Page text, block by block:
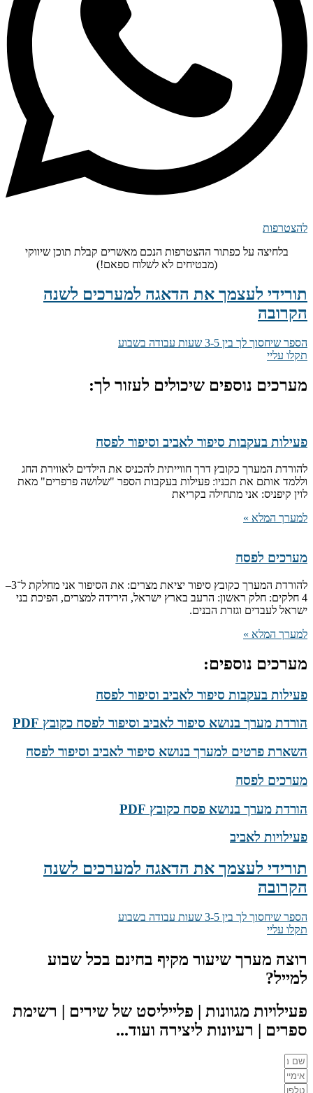
להצטרפות
בלחיצה על כפתור ההצטרפות הנכם מאשרים קבלת תוכן שיווקי
(מבטיחים לא לשלוח ספאם!)
תורידי לעצמך את הדאגה למערכים לשנה
הקרובה
הספר שיחסוך לך בין 3-5 שעות עבודה בשבוע
תקלו עליי
מערכים נוספים שיכולים לעזור לך:
פעילות בעקבות סיפור לאביב וסיפור לפסח
להורדת המערך כקובץ דרך חווייתית להכניס את הילדים לאווירת החג
וללמד אותם את תכניו: פעילות בעקבות הספר "שלושה פרפרים" מאת
לוין קיפניס: אני מתחילה בקריאת
למערך המלא »
מערכים לפסח
להורדת המערך כקובץ סיפור יציאת מצרים: את הסיפור אני מחלקת ל־3–
4 חלקים: חלק ראשון: הרעב בארץ ישראל, הירידה למצרים, הפיכת בני
ישראל לעבדים וגזרת הבנים.
למערך המלא »
מערכים נוספים:
פעילות בעקבות סיפור לאביב וסיפור לפסח
הורדת מערך בנושא סיפור לאביב וסיפור לפסח כקובץ PDF
השארת פרטים למערך בנושא סיפור לאביב וסיפור לפסח
מערכים לפסח
הורדת מערך בנושא פסח כקובץ PDF
פעילויות לאביב
תורידי לעצמך את הדאגה למערכים לשנה
הקרובה
הספר שיחסוך לך בין 3-5 שעות עבודה בשבוע
תקלו עליי
רוצה מערך שיעור מקיף בחינם בכל שבוע
למייל?
פעילויות מגוונות | פלייליסט של שירים | רשימת
ספרים | רעיונות ליצירה ועוד...